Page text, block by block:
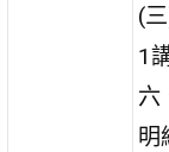
(
1
六
明